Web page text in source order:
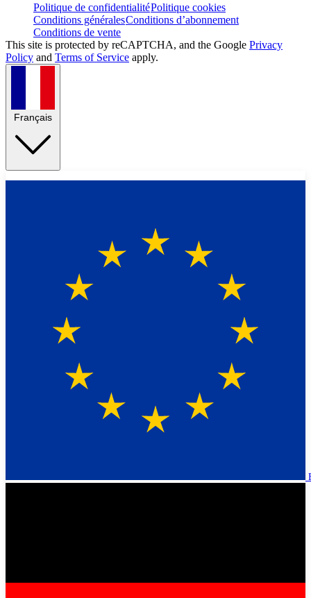
Politique de confidentialitéPolitique cookies
Conditions généralesConditions d’abonnement
Conditions de vente
This site is protected by reCAPTCHA, and the Google Privacy
Policy and Terms of Service apply.
Français